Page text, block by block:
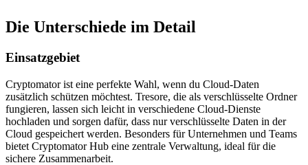
Die Unterschiede im Detail
Einsatzgebiet
Cryptomator ist eine perfekte Wahl, wenn du Cloud-Daten
zusätzlich schützen möchtest. Tresore, die als verschlüsselte Ordner
fungieren, lassen sich leicht in verschiedene Cloud-Dienste
hochladen und sorgen dafür, dass nur verschlüsselte Daten in der
Cloud gespeichert werden. Besonders für Unternehmen und Teams
bietet Cryptomator Hub eine zentrale Verwaltung, ideal für die
sichere Zusammenarbeit.